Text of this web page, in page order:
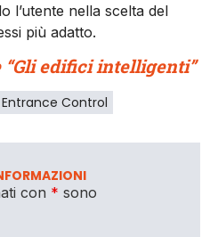
l’utente nella scelta del
più adatto.
edifici intelligenti”
Control
con * sono